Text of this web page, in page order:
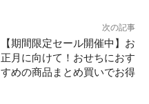
次の記事
【期間限定セール開催中】お
正月に向けて！おせちにおす
すめの商品まとめ買いでお得